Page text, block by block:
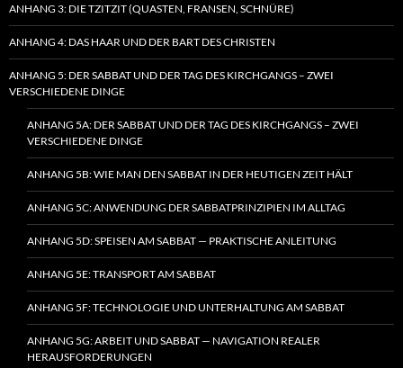
ANHANG 3: DIE TZITZIT (QUASTEN, FRANSEN, SCHNÜRE)
ANHANG 4: DAS HAAR UND DER BART DES CHRISTEN
ANHANG 5: DER SABBAT UND DER TAG DES KIRCHGANGS – ZWEI
VERSCHIEDENE DINGE
ANHANG 5A: DER SABBAT UND DER TAG DES KIRCHGANGS – ZWEI
VERSCHIEDENE DINGE
ANHANG 5B: WIE MAN DEN SABBAT IN DER HEUTIGEN ZEIT HÄLT
ANHANG 5C: ANWENDUNG DER SABBATPRINZIPIEN IM ALLTAG
ANHANG 5D: SPEISEN AM SABBAT — PRAKTISCHE ANLEITUNG
ANHANG 5E: TRANSPORT AM SABBAT
ANHANG 5F: TECHNOLOGIE UND UNTERHALTUNG AM SABBAT
ANHANG 5G: ARBEIT UND SABBAT — NAVIGATION REALER
HERAUSFORDERUNGEN